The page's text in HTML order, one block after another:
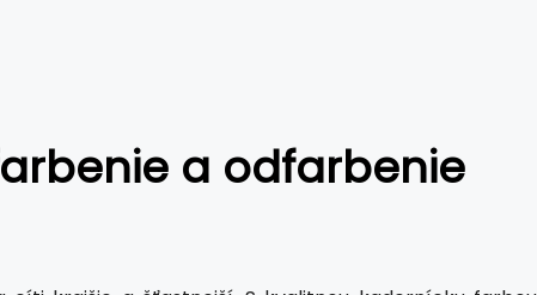
a odfarbenie